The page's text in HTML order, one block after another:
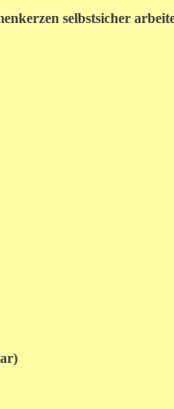
selbstsicher